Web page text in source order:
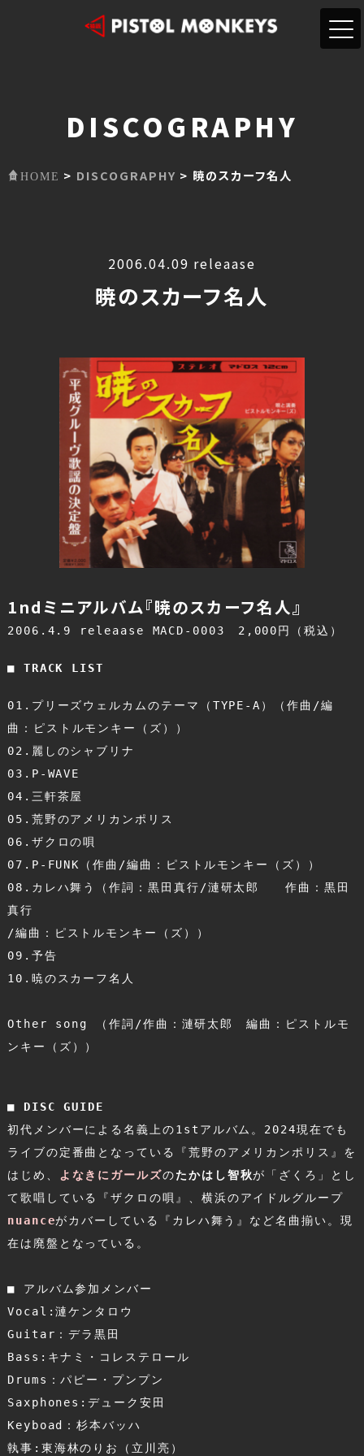
DISCOGRAPHY
HOME > DISCOGRAPHY > 暁のスカーフ名人
2006.04.09 releaase
暁のスカーフ名人
1ndミニアルバム『暁のスカーフ名人』
2006.4.9 releaase MACD-0003　2,000円（税込）
■ TRACK LIST
01.プリーズウェルカムのテーマ（TYPE-A）（作曲/編
曲：ピストルモンキー（ズ））
02.麗しのシャブリナ
03.P-WAVE
04.三軒茶屋
05.荒野のアメリカンポリス
06.ザクロの唄
07.P-FUNK（作曲/編曲：ピストルモンキー（ズ））
08.カレハ舞う（作詞：黒田真行/漣研太郎
作曲：黒田
真行
/編曲：ピストルモンキー（ズ））
09.予告
10.暁のスカーフ名人
Other song （作詞/作曲：漣研太郎
編曲：ピストルモ
ンキー（ズ））
■ DISC GUIDE
初代メンバーによる名義上の1stアルバム。2024現在でも
ライブの定番曲となっている『荒野のアメリカンポリス』を
はじめ、
よなきにガールズのたかはし智秋が「ざくろ」とし
て歌唱している『ザクロの唄』、横浜のアイドルグループ
nuanceがカバーしている『カレハ舞う』など名曲揃い。現
在は廃盤となっている。
■ アルバム参加メンバー
Vocal:漣ケンタロウ
Guitar：デラ黒田
Bass:キナミ・コレステロール
Drums：パピー・プンプン
Saxphones:デューク安田
Keyboad：杉本バッハ
執事:東海林のりお（立川亮）